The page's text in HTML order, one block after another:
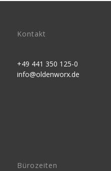
Kontakt
+49 441 350 125-0
info@oldenworx.de
Bürozeiten